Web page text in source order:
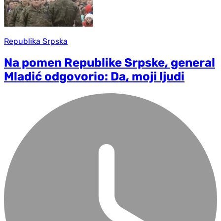
Republika Srpska
Na pomen Republike Srpske, general
Mladić odgovorio: Da, moji ljudi